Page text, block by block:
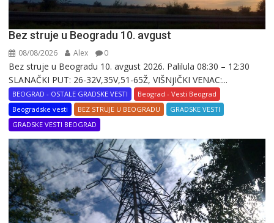
Bez struje u Beogradu 10. avgust
08/08/2026 Alex 0
Bez struje u Beogradu 10. avgust 2026. Palilula 08:30 – 12:30
SLANAČKI PUT: 26-32V,35V,51-65Ž, VIŠNjIČKI VENAC:...
BEOGRAD - OSTALE GRADSKE VESTI
Beograd - Vesti Beograd
Beogradske vesti
BEZ STRUJE U BEOGRADU
GRADSKE VESTI
GRADSKE VESTI BEOGRAD